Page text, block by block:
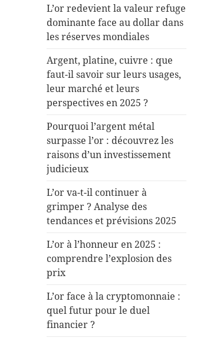
L’or redevient la valeur refuge
dominante face au dollar dans
les réserves mondiales
Argent, platine, cuivre : que
faut-il savoir sur leurs usages,
leur marché et leurs
perspectives en 2025 ?
Pourquoi l’argent métal
surpasse l’or : découvrez les
raisons d’un investissement
judicieux
L’or va-t-il continuer à
grimper ? Analyse des
tendances et prévisions 2025
L’or à l’honneur en 2025 :
comprendre l’explosion des
prix
L’or face à la cryptomonnaie :
quel futur pour le duel
financier ?